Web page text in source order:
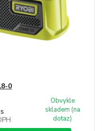
0
Obvykle
skladem (na
dotaz)